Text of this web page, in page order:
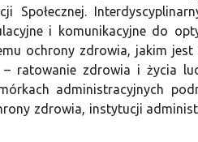
Społecznej.
i komunikacyjne do
ochrony zdrowia, jakim
ratowanie zdrowia i życia
administracyjnych
zdrowia, instytucji